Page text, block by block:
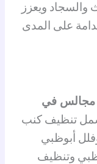
والسجاد ويعزز
على المدى
مجالس في
تنظيف كنب
أبوظبي
وتنظيف